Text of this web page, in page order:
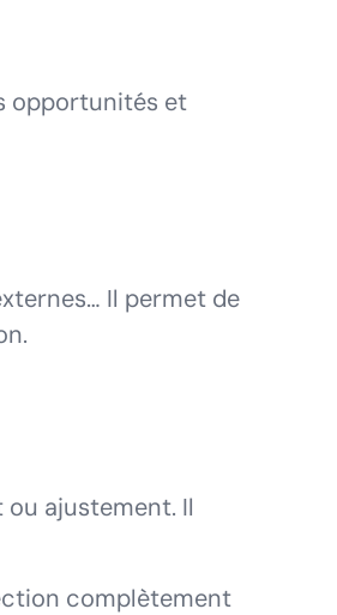
opportunités et
Il permet de
ajustement. Il
complètement